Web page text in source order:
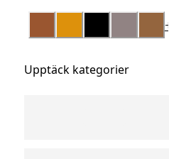
uppklädda tillfällen.+
Upptäck kategorier